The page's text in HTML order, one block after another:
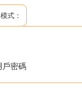
式：
戶密碼